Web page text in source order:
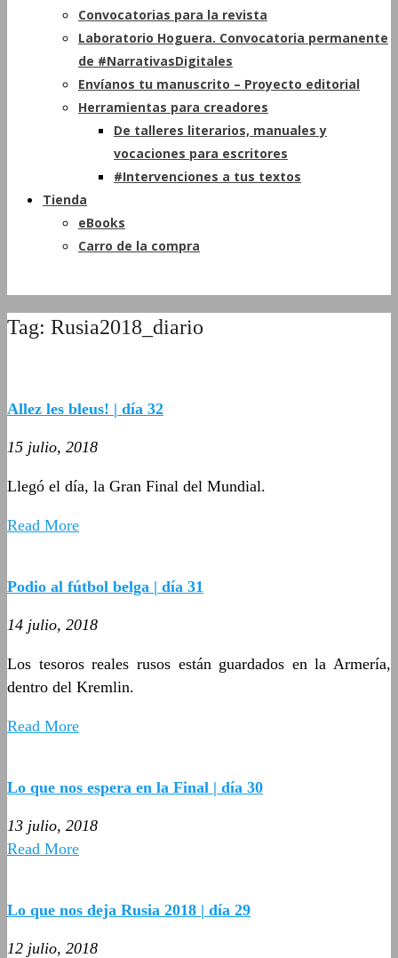
Convocatorias para la revista
Laboratorio Hoguera. Convocatoria permanente
de #NarrativasDigitales
Envíanos tu manuscrito – Proyecto editorial
Herramientas para creadores
De talleres literarios, manuales y
vocaciones para escritores
#Intervenciones a tus textos
Tienda
eBooks
Carro de la compra
Tag: Rusia2018_diario
Allez les bleus! | día 32
15 julio, 2018
Llegó el día, la Gran Final del Mundial.
Read More
Podio al fútbol belga | día 31
14 julio, 2018
Los tesoros reales rusos están guardados en la Armería,
dentro del Kremlin.
Read More
Lo que nos espera en la Final | día 30
13 julio, 2018
Read More
Lo que nos deja Rusia 2018 | día 29
12 julio, 2018